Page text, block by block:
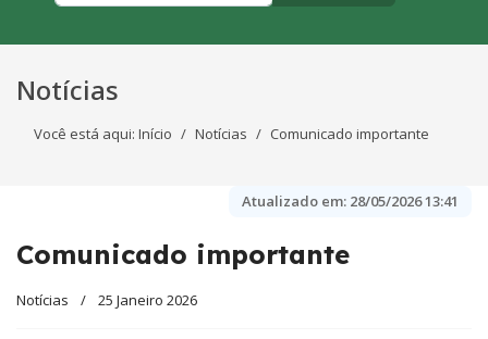
Notícias
Você está aqui: Início Notícias Comunicado importante
Atualizado em: 28/05/2026 13:41
Comunicado importante
Notícias 25 Janeiro 2026